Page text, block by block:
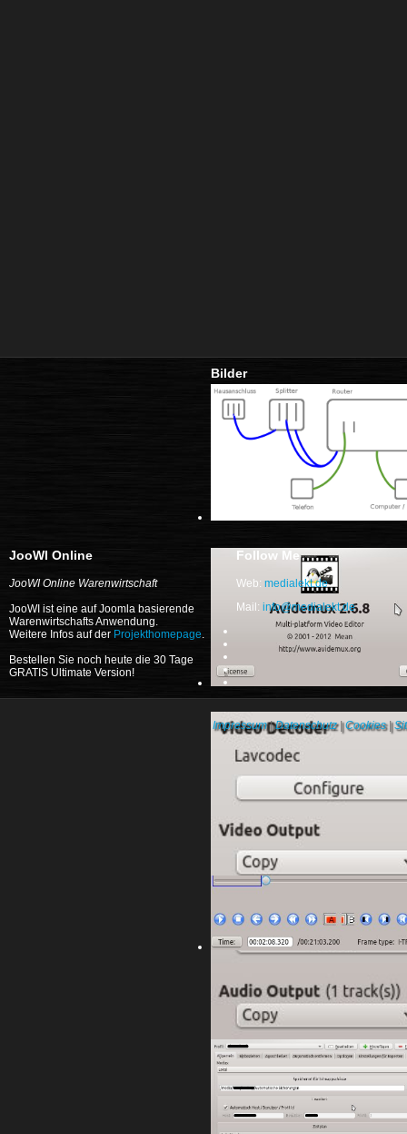
Bilder
JooWI Online
JooWI Online Warenwirtschaft
JooWI ist eine auf Joomla basierende
Warenwirtschafts Anwendung.
Weitere Infos auf der Projekthomepage.
Bestellen Sie noch heute die 30 Tage
GRATIS Ultimate Version!
Follow Me
Web: medialekt.de
Mail: info@medialekt.de
Impressum|Datenschutz|Cookies|